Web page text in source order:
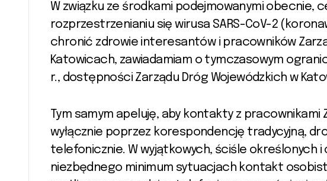
W związku ze środkami podejmowanymi obecnie,
rozprzestrzenianiu się wirusa SARS-CoV-2
chronić zdrowie interesantów i pracowników
Katowicach, zawiadamiam o tymczasowym
r., dostępności Zarządu Dróg Wojewódzkich w
Tym samym apeluję, aby kontakty z pracownikami
wyłącznie poprzez korespondencję tradycyjną,
telefonicznie. W wyjątkowych, ściśle określonych i
niezbędnego minimum sytuacjach kontakt